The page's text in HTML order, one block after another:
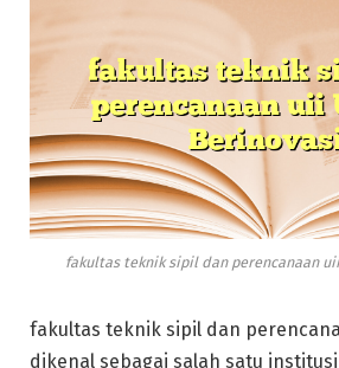
fakultas teknik sipil dan perencanaan
fakultas teknik sipil dan
dikenal sebagai salah satu